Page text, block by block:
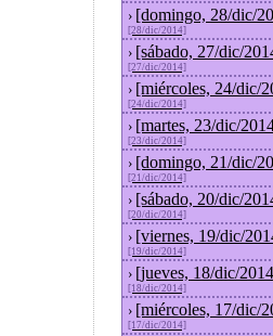
› [domingo, 28/dic/
[28/dic/2014]
› [sábado, 27/dic/
[27/dic/2014]
› [miércoles, 24/dic/
[24/dic/2014]
› [martes, 23/dic/
[23/dic/2014]
› [domingo, 21/dic/
[21/dic/2014]
› [sábado, 20/dic/
[20/dic/2014]
› [viernes, 19/dic/
[19/dic/2014]
› [jueves, 18/dic/
[18/dic/2014]
› [miércoles, 17/dic/
[17/dic/2014]